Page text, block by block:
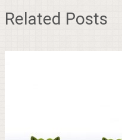
Related Posts